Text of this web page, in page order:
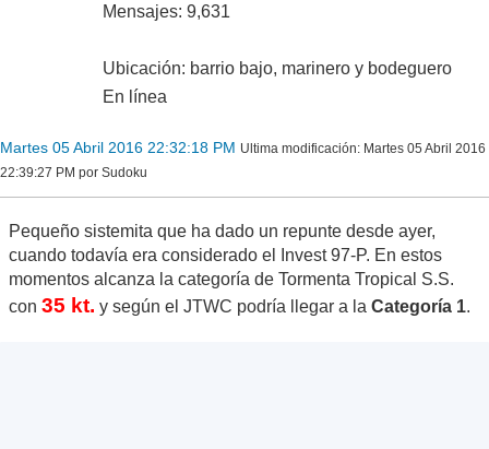
Mensajes: 9,631
Ubicación: barrio bajo, marinero y bodeguero
En línea
Martes 05 Abril 2016 22:32:18 PM Ultima modificación: Martes 05 Abril 2016
22:39:27 PM por Sudoku
Pequeño sistemita que ha dado un repunte desde ayer,
cuando todavía era considerado el Invest 97-P. En estos
momentos alcanza la categoría de Tormenta Tropical S.S.
con 35 kt. y según el JTWC podría llegar a la Categoría 1.